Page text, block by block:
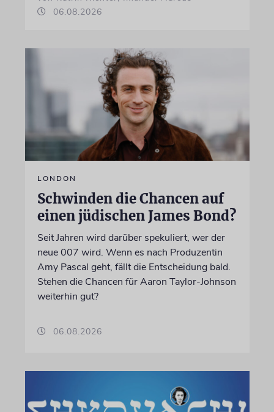
06.08.2026
LONDON
Schwinden die Chancen auf
einen jüdischen James Bond?
Seit Jahren wird darüber spekuliert, wer der
neue 007 wird. Wenn es nach Produzentin
Amy Pascal geht, fällt die Entscheidung bald.
Stehen die Chancen für Aaron Taylor-Johnson
weiterhin gut?
06.08.2026